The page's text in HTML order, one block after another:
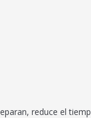
reduce el